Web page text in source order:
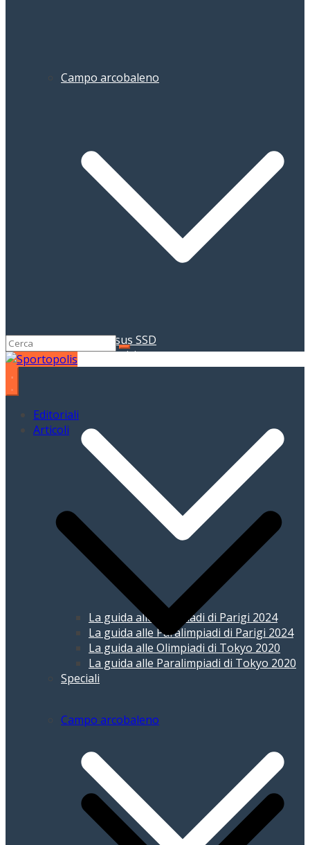
Campo arcobaleno
Pegasus SSD
Giochi Olimpici
La guida alle Olimpiadi di Parigi 2024
La guida alle Paralimpiadi di Parigi 2024
La guida alle Olimpiadi di Tokyo 2020
La guida alle Paralimpiadi di Tokyo 2020
Speciali
Editoriali
Articoli
Campo arcobaleno